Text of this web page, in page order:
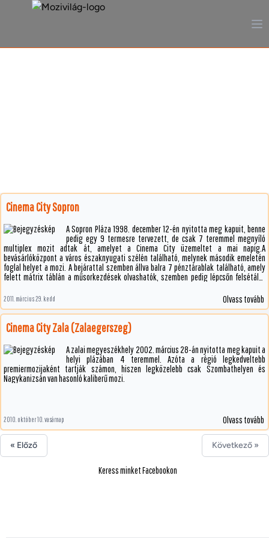
Cinema City Sopron
A Sopron Pláza 1998. december 12-én nyitotta meg kapuit, benne
pedig egy 9 termesre tervezett, de csak 7 teremmel megnyíló
multiplex mozit adtak át, amelyet a Cinema City üzemeltet a mai napig.A
bevásárlóközpont a város északnyugati szélén található, melynek második emeletén
foglal helyet a mozi. A bejárattal szemben állva balra 7 pénztárablak található, amely
felett mátrix táblán a műsorkezdések olvashatók, szemben pedig lépcsőn felsétálva
amelyet a lépcső oldalára szereltek fel.
2011. március 29. kedd Olvass tovább
Cinema City Zala (Zalaegerszeg)
A zalai megyeszékhely 2002. március 28-án nyitotta meg kapuit a
helyi plázában 4 teremmel. Azóta a régió legkedveltebb
premiermozijaként tartják számon, hiszen legközelebb csak Szombathelyen és
Nagykanizsán van hasonló kaliberű mozi.
2010. október 10. vasárnap Olvass tovább
« Előző Következő »
Keress minket Facebookon